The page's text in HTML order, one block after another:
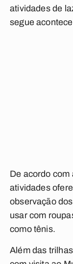
atividades de
segue
De acordo
atividades
observação
usar com
como tênis.
Além das